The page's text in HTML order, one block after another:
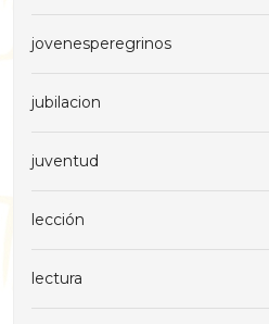
jovenesperegrinos
jubilacion
juventud
lección
lectura